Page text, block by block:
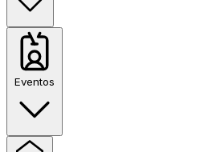
Eventos